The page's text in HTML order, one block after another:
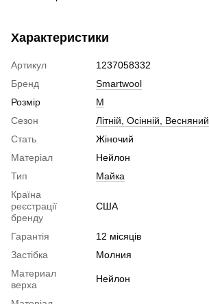
Характеристики
Артикул
1237058332
Бренд
Smartwool
Розмір
M
Сезон
Літній, Осінній, Весняний
Стать
Жіночий
Матеріал
Нейлон
Тип
Майка
Країна
реєстрації
бренду
США
Гарантія
12 місяців
Застібка
Молния
Материал
верха
Нейлон